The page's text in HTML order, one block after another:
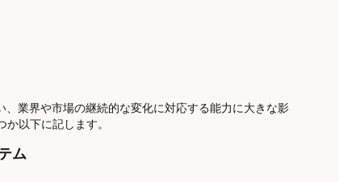
業界や市場の継続的な変化に対応する能力に大きな影
以下に記します。
ム